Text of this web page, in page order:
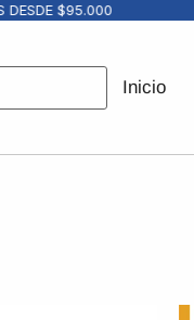
$95.000
Inicio